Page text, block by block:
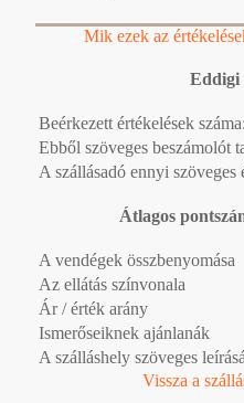
Mik ezek az
Eddigi
Beérkezett értékelések száma:
Ebből szöveges beszámolót
A szállásadó ennyi szöveges
Átlagos
A vendégek összbenyomása
Az ellátás színvonala
Ár / érték arány
Ismerőseiknek ajánlanák
A szálláshely szöveges
Vissza a